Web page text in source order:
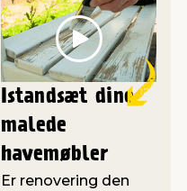
Play
Istandsæt dine
malede
havemøbler
Er renovering den